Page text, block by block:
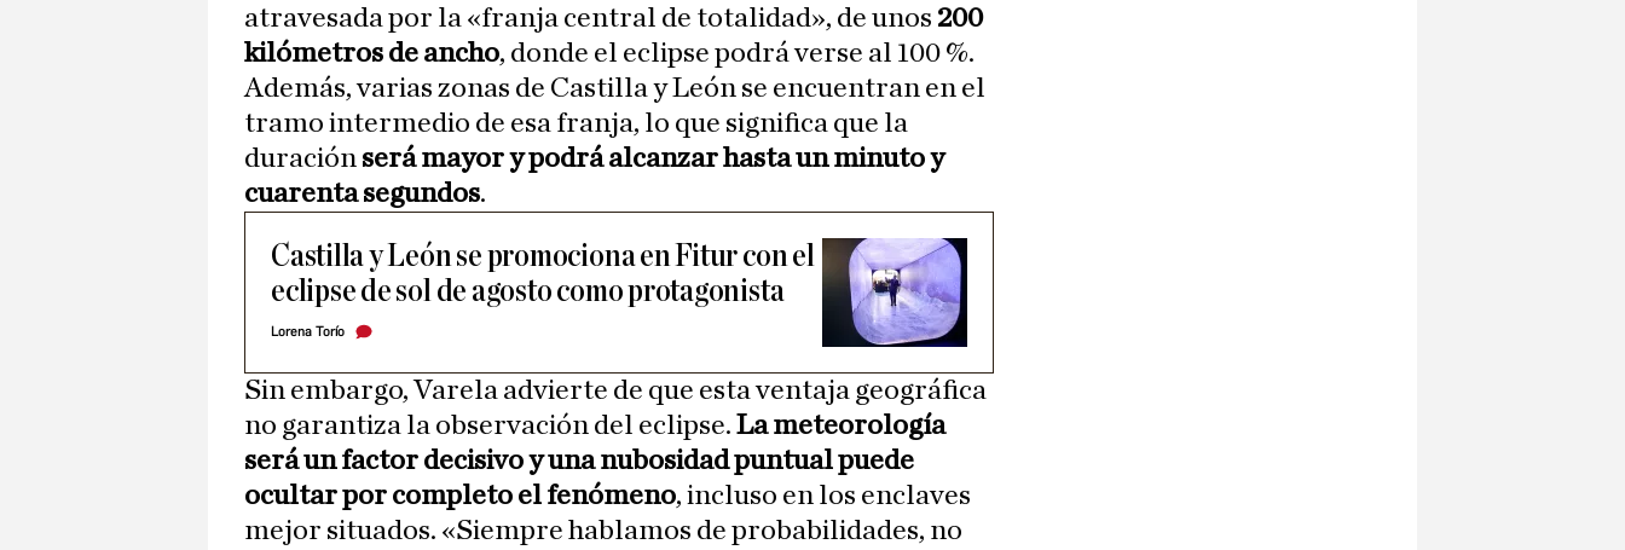
atravesada por la «franja central de totalidad», de unos 200
kilómetros de ancho, donde el eclipse podrá verse al 100 %.
Además, varias zonas de Castilla y León se encuentran en el
tramo intermedio de esa franja, lo que significa que la
duración será mayor y podrá alcanzar hasta un minuto y
cuarenta segundos.
Castilla y León se promociona en Fitur con el
eclipse de sol de agosto como protagonista
Lorena Torío
Sin embargo, Varela advierte de que esta ventaja geográfica
no garantiza la observación del eclipse. La meteorología
será un factor decisivo y una nubosidad puntual puede
ocultar por completo el fenómeno, incluso en los enclaves
mejor situados. «Siempre hablamos de probabilidades, no